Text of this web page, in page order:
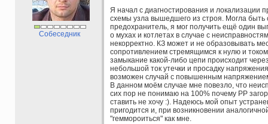
Собеседник
Я начал с диагностирования и локализации
схемы узла вышедшего из строя. Могла быть
предохранитель, я мог получить ещё один
о мухах и котлетах в случае с
некорректно. КЗ может и не образовывать
сопротивлением стремящимся к нулю и током
замыкание какой-либо цепи происходит
небольшой ток утечки и просадку
возможен случай с повышенным
В данном моём случае мне повезло, что
сих пор не понимаю на 100% почему РР
ставить не хочу :). Надеюсь мой опыт
пригодится и, при возникновении
"геммороиться" как мне.